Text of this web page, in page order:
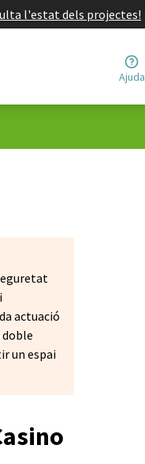
l'estat dels projectes!
Ajuda
actuació
un espai